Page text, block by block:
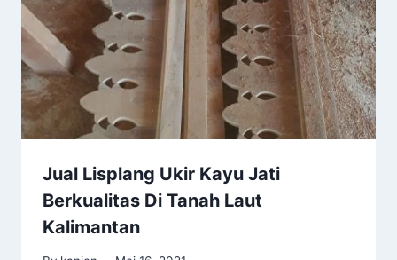
Jual Lisplang Ukir Kayu Jati
Berkualitas Di Tanah Laut
Kalimantan